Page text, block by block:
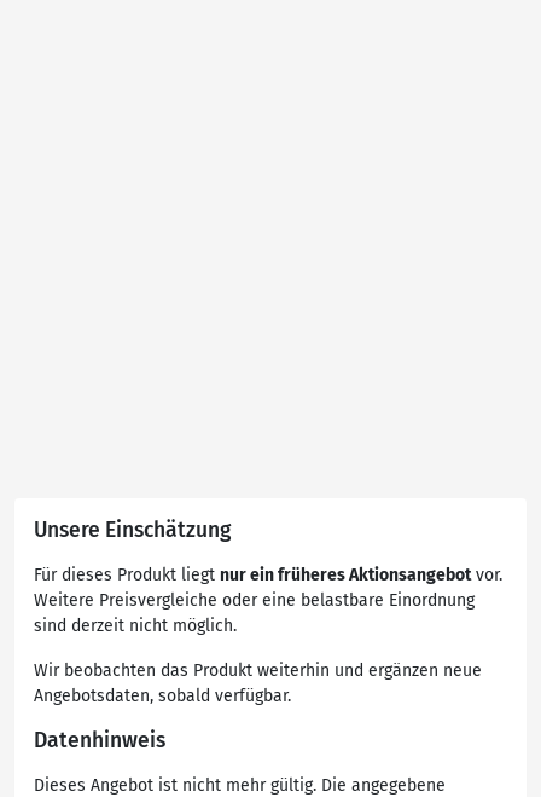
Unsere Einschätzung
Für dieses Produkt liegt nur ein früheres Aktionsangebotvor.
Weitere Preisvergleiche oder eine belastbare Einordnung
sind derzeit nicht möglich.
Wir beobachten das Produkt weiterhin und ergänzen neue
Angebotsdaten, sobald verfügbar.
Datenhinweis
Dieses Angebot ist nicht mehr gültig. Die angegebene